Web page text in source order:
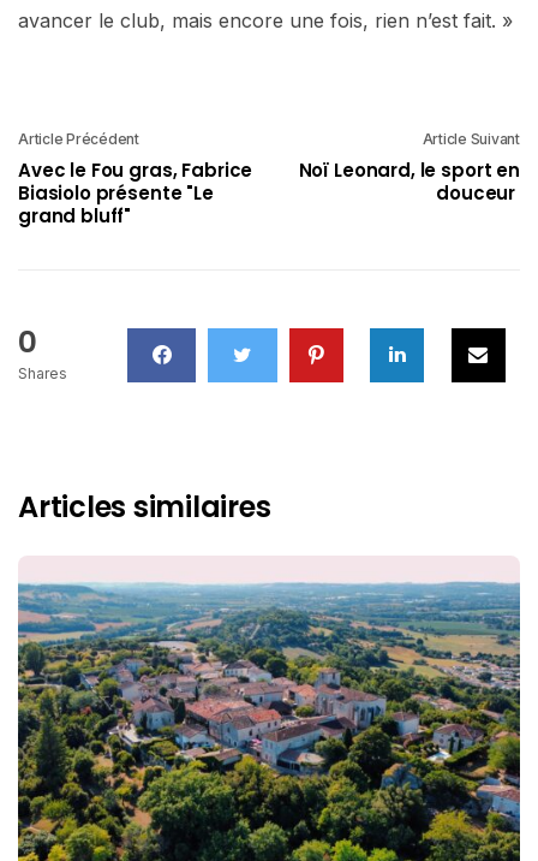
avancer le club, mais encore une fois, rien n’est fait. »
Article Précédent
Avec le Fou gras, Fabrice
Biasiolo présente "Le
grand bluff"
Article Suivant
Noï Leonard, le sport en
douceur
0
Shares
Articles similaires